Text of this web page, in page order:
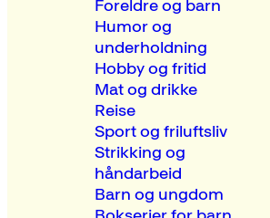
Foreldre og barn
Humor og
underholdning
Hobby og fritid
Mat og drikke
Reise
Sport og friluftsliv
Strikking og
håndarbeid
Barn og ungdom